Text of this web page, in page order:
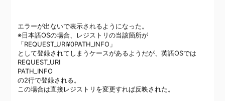
エラーが出ないで表示されるようになった。
※日本語OSの場合、レジストリの当該箇所が
「REQUEST_URI¥0PATH_INFO」
として登録されてしまうケースがあるようだが、英語OSでは
REQUEST_URI
PATH_INFO
の2行で登録される。
この場合は直接レジストリを変更すれば反映された。